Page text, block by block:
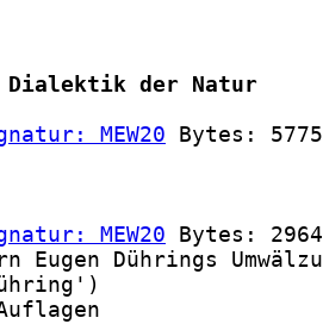
Dialektik der Natur
MEW20 Bytes:
MEW20 Bytes:
Eugen Dührings